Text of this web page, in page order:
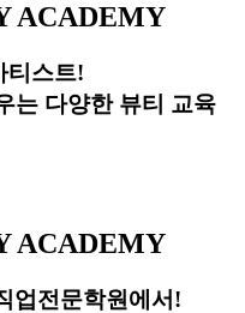
ACADEMY
티스트!
는 다양한 뷰티 교육
ACADEMY
업전문학원에서!